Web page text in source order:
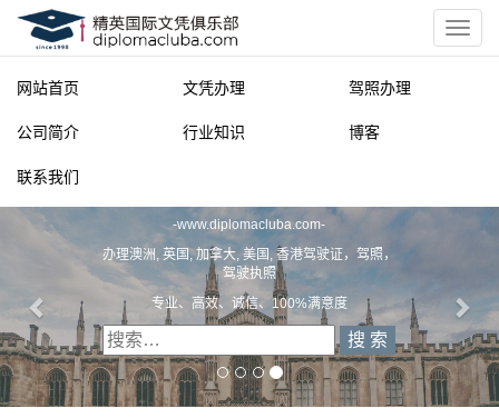
网站首页 文凭办理 驾照办理
公司简介 行业知识 博客
联系我们
-www.diplomacluba.com-
办理澳洲, 英国, 加拿大, 美国, 香港驾驶证，驾照，
驾驶执照
专业、高效、诚信、100%满意度